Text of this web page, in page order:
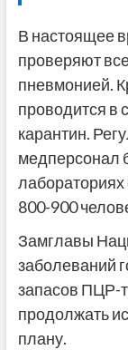
В настоящее
проверяют
пневмонией.
проводится в
карантин.
медперсонал
800-900
Замглавы
заболеваний
запасов ПЦР-
продолжать
плану.